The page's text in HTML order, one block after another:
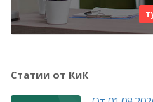
Статии от КиК